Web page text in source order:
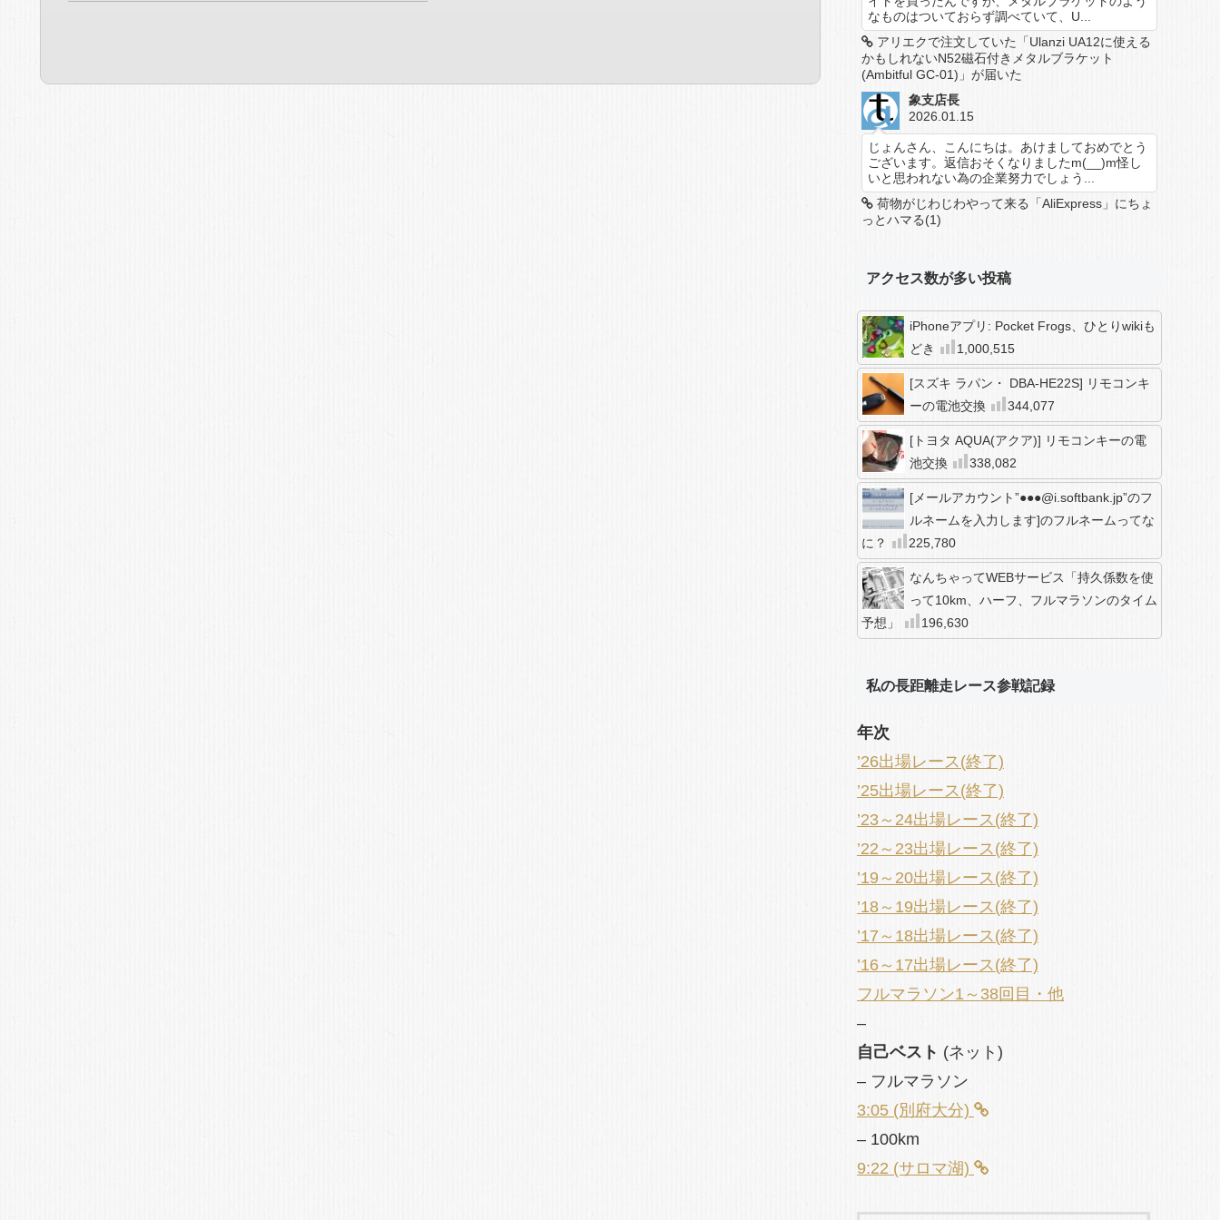
なものはついておらず調べていて、U...
アリエクで注文していた「Ulanzi UA12に使える
かもしれないN52磁石付きメタルブラケット
(Ambitful GC-01)」が届いた
象支店長
2026.01.15
じょんさん、こんにちは。あけましておめでとう
ございます。返信おそくなりましたm(__)m怪し
いと思われない為の企業努力でしょう...
荷物がじわじわやって来る「AliExpress」にちょ
っとハマる(1)
アクセス数が多い投稿
iPhoneアプリ: Pocket Frogs、ひとりwikiも
どき
1,000,515
[スズキ ラパン・ DBA-HE22S] リモコンキ
ーの電池交換
344,077
[トヨタ AQUA(アクア)] リモコンキーの電
池交換
338,082
[メールアカウント”●●●@i.softbank.jp”のフ
ルネームを入力します]のフルネームってな
に？
225,780
なんちゃってWEBサービス「持久係数を使
って10km、ハーフ、フルマラソンのタイム
予想」
196,630
私の長距離走レース参戦記録
年次
’26出場レース(終了)
’25出場レース(終了)
’23～24出場レース(終了)
’22～23出場レース(終了)
’19～20出場レース(終了)
’18～19出場レース(終了)
’17～18出場レース(終了)
’16～17出場レース(終了)
フルマラソン1～38回目・他
–
自己ベスト (ネット)
– フルマラソン
3:05 (別府大分)
– 100km
9:22 (サロマ湖)